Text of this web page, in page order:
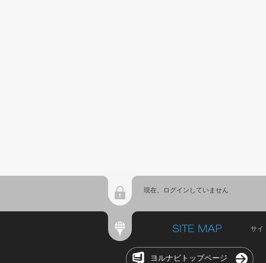
現在、ログインしていません
サイ
ヨルナビトップページ